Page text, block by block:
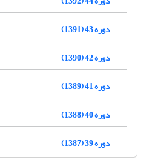
دوره 43 (1391)
دوره 42 (1390)
دوره 41 (1389)
دوره 40 (1388)
دوره 39 (1387)